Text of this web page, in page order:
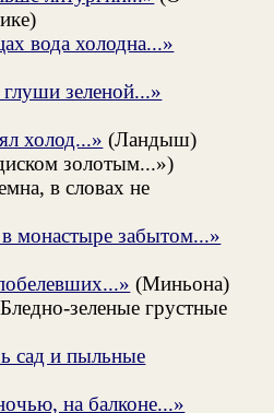
вода холодна...»
зеленой...»
холод...» (Ландыш)
золотым...»)
в словах не
монастыре забытом...»
(Миньона)
зеленые грустные
сад и пыльные
на балконе...»